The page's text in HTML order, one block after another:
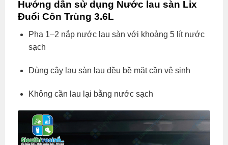
Hướng dẫn sử dụng Nước lau sàn Lix
Đuổi Côn Trùng 3.6L
Pha 1–2 nắp nước lau sàn với khoảng 5 lít nước
sạch
Dùng cây lau sàn lau đều bề mặt cần vệ sinh
Không cần lau lại bằng nước sạch